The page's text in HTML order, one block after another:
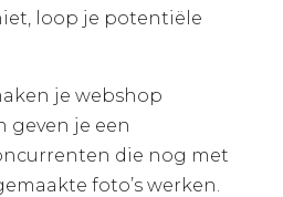
loop je potentiële
je webshop
geven je een
die nog met
foto’s werken.